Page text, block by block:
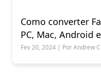
Como converter
PC, Mac, Android
Fev 20, 2024 | Por Andrew